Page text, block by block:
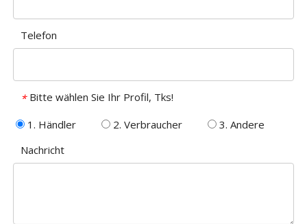
Telefon
* Bitte wählen Sie Ihr Profil, Tks!
1. Händler
2. Verbraucher
3. Andere
Nachricht